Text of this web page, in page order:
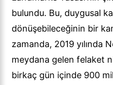
bulundu. Bu, duygusal
dönüşebileceğinin bir
zamanda, 2019 yılında
meydana gelen felaket
birkaç gün içinde 900